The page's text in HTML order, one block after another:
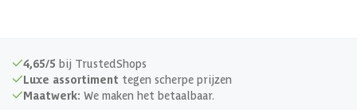
4,65/5 bij TrustedShops
Luxe assortiment tegen scherpe prijzen
Maatwerk: We maken het betaalbaar.